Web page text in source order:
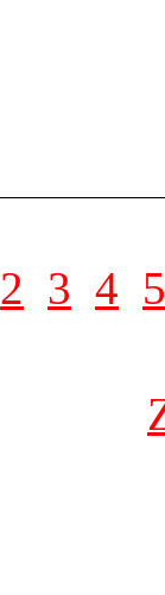
2 3 4 5